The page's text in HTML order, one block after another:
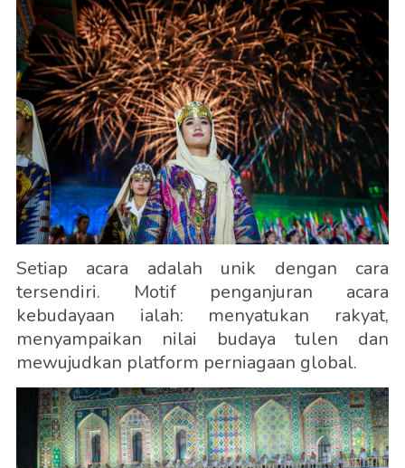
Setiap acara adalah unik dengan cara
tersendiri. Motif penganjuran acara
kebudayaan ialah: menyatukan rakyat,
menyampaikan nilai budaya tulen dan
mewujudkan platform perniagaan global.